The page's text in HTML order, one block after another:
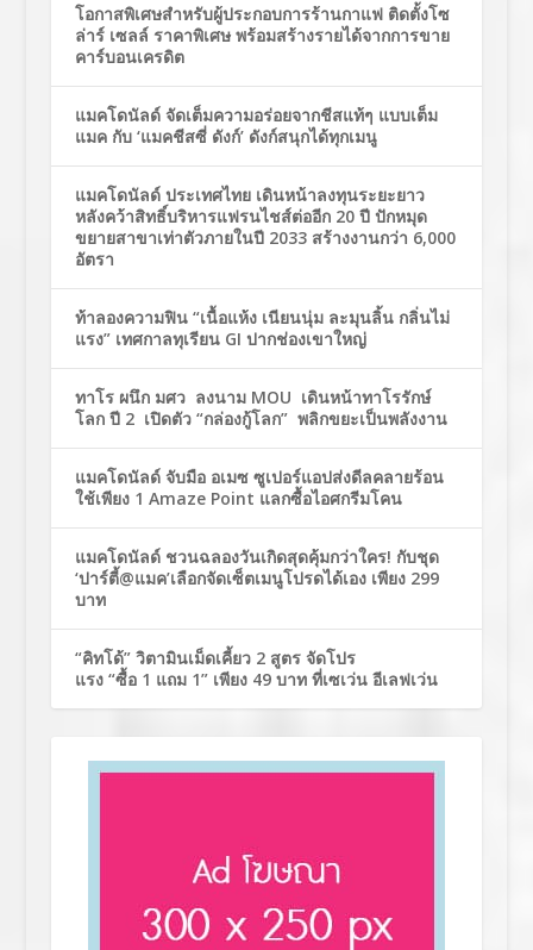
โอกาสพิเศษสำหรับผู้ประกอบการร้านกาแฟ ติดตั้งโซ
ล่าร์ เซลล์ ราคาพิเศษ พร้อมสร้างรายได้จากการขาย
คาร์บอนเครดิต
แมคโดนัลด์ จัดเต็มความอร่อยจากชีสแท้ๆ แบบเต็ม
แมค กับ ‘แมคชีสซี่ ดังก์’ ดังก์สนุกได้ทุกเมนู
แมคโดนัลด์ ประเทศไทย เดินหน้าลงทุนระยะยาว
หลังคว้าสิทธิ์บริหารแฟรนไชส์ต่ออีก 20 ปี ปักหมุด
ขยายสาขาเท่าตัวภายในปี 2033 สร้างงานกว่า 6,000
อัตรา
ท้าลองความฟิน “เนื้อแห้ง เนียนนุ่ม ละมุนลิ้น กลิ่นไม่
แรง” เทศกาลทุเรียน GI ปากช่องเขาใหญ่
ทาโร ผนึก มศว ลงนาม MOU เดินหน้าทาโรรักษ์
โลก ปี 2 เปิดตัว “กล่องกู้โลก” พลิกขยะเป็นพลังงาน
แมคโดนัลด์ จับมือ อเมซ ซูเปอร์แอปส่งดีลคลายร้อน
ใช้เพียง 1 Amaze Point แลกซื้อไอศกรีมโคน
แมคโดนัลด์ ชวนฉลองวันเกิดสุดคุ้มกว่าใคร! กับชุด
‘ปาร์ตี้@แมค’เลือกจัดเซ็ตเมนูโปรดได้เอง เพียง 299
บาท
“คิทโด้” วิตามินเม็ดเคี้ยว 2 สูตร จัดโปร
แรง “ซื้อ 1 แถม 1” เพียง 49 บาท ที่เซเว่น อีเลฟเว่น